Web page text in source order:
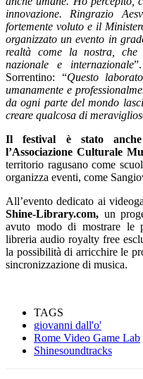
innovazione. Ringrazio
fortemente voluto e il
organizzato un evento in
realtà come la nostra, che
nazionale e internazionale
Sorrentino: “Questo
umanamente e
da ogni parte del mondo
creare qualcosa di
Il festival è stato anche
l’Associazione Culturale
territorio ragusano come
organizza eventi, come
All’evento dedicato ai
Shine-Library.com, un
avuto modo di mostrare le
libreria audio royalty free
la possibilità di arricchire le
sincronizzazione di musica.
TAGS
giovanni dall'o'
Rome Video Game Lab
Shinesoundtracks